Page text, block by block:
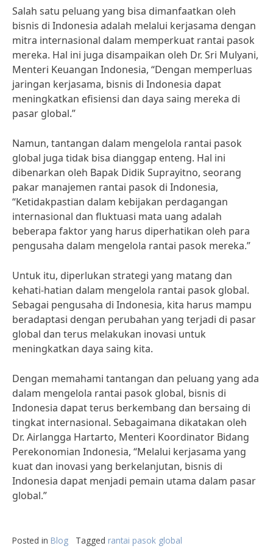
Salah satu peluang yang bisa dimanfaatkan oleh
bisnis di Indonesia adalah melalui kerjasama dengan
mitra internasional dalam memperkuat rantai pasok
mereka. Hal ini juga disampaikan oleh Dr. Sri Mulyani,
Menteri Keuangan Indonesia, “Dengan memperluas
jaringan kerjasama, bisnis di Indonesia dapat
meningkatkan efisiensi dan daya saing mereka di
pasar global.”
Namun, tantangan dalam mengelola rantai pasok
global juga tidak bisa dianggap enteng. Hal ini
dibenarkan oleh Bapak Didik Suprayitno, seorang
pakar manajemen rantai pasok di Indonesia,
“Ketidakpastian dalam kebijakan perdagangan
internasional dan fluktuasi mata uang adalah
beberapa faktor yang harus diperhatikan oleh para
pengusaha dalam mengelola rantai pasok mereka.”
Untuk itu, diperlukan strategi yang matang dan
kehati-hatian dalam mengelola rantai pasok global.
Sebagai pengusaha di Indonesia, kita harus mampu
beradaptasi dengan perubahan yang terjadi di pasar
global dan terus melakukan inovasi untuk
meningkatkan daya saing kita.
Dengan memahami tantangan dan peluang yang ada
dalam mengelola rantai pasok global, bisnis di
Indonesia dapat terus berkembang dan bersaing di
tingkat internasional. Sebagaimana dikatakan oleh
Dr. Airlangga Hartarto, Menteri Koordinator Bidang
Perekonomian Indonesia, “Melalui kerjasama yang
kuat dan inovasi yang berkelanjutan, bisnis di
Indonesia dapat menjadi pemain utama dalam pasar
global.”
Posted in Blog Tagged rantai pasok global